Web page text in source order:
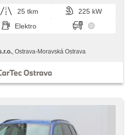
25 tkm
225 kW
Elektro
, Ostrava-Moravská Ostrava